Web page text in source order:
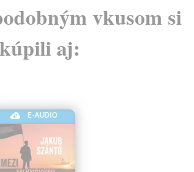
vkusom si
kúpili aj:
E-AUDIO